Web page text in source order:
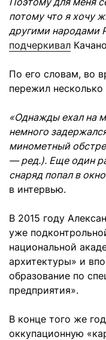
потому что я хочу
другими народами
подчеркивал
По его словам, во
пережил несколько
«Однажды ехал на
немного
минометный
— ред.). Еще один
снаряд попал в
в интервью.
В 2015 году
уже
национальной
архитектуры» и
образование по
предприятия».
В конце того же
оккупационную